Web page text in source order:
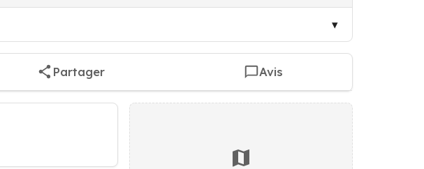
Partager Avis